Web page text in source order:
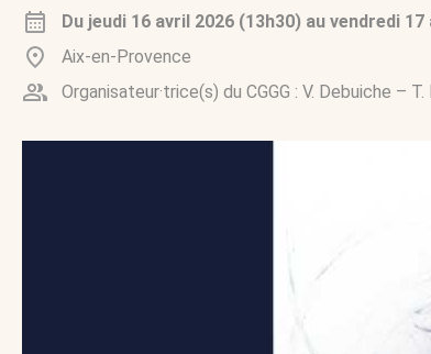
Du jeudi 16 avril 2026 (13h30) au vendredi 17
Aix-en-Provence
Organisateur·trice(s) du CGGG : V. Debuiche – T.